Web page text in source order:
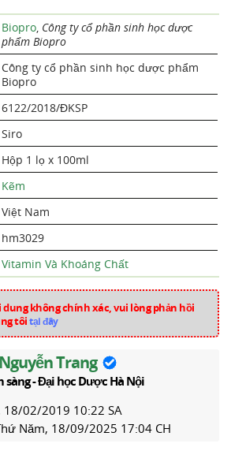
Biopro, Công ty cổ phần sinh học dược
phẩm Biopro
Công ty cổ phần sinh học dược phẩm
Biopro
6122/2018/ĐKSP
Siro
Hộp 1 lọ x 100ml
Kẽm
Việt Nam
hm3029
Vitamin Và Khoáng Chất
không chính xác, vui lòng phản hồi
tôitại đây
Trang
sàng - Đại học Dược Hà Nội
18/02/2019 10:22 SA
Năm, 18/09/2025 17:04 CH